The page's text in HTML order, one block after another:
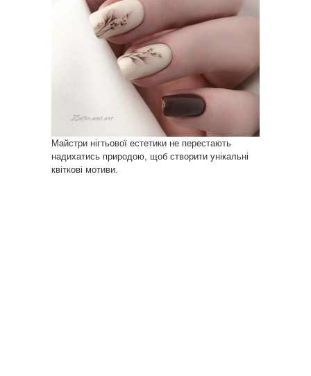
Майстри нігтьової естетики не перестають
надихатись природою, щоб створити унікальні
квіткові мотиви.